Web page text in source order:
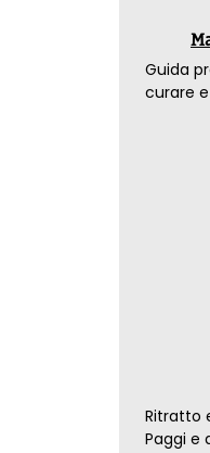
Guida
curare e
Ritratto
Paggi e